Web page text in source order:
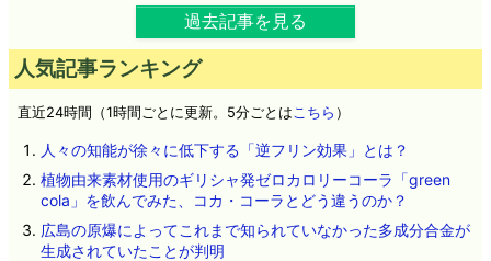
過去記事を見る
人気記事ランキング
直近24時間（1時間ごとに更新。5分ごとは こちら ）
人々の知能が徐々に低下する「逆フリン効果」とは？
植物由来素材使用のギリシャ発ゼロカロリーコーラ「green
cola」を飲んでみた、コカ・コーラとどう違うのか？
広島の原爆によってこれまで知られていなかった多成分合金が
生成されていたことが判明